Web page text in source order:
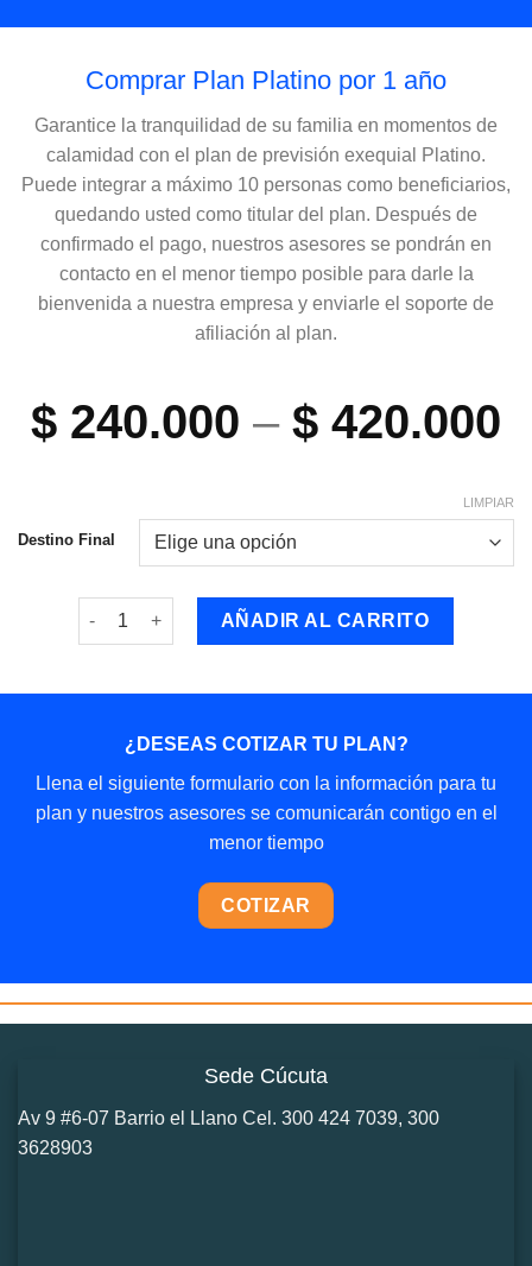
Comprar Plan Platino por 1 año
Garantice la tranquilidad de su familia en momentos de
calamidad con el plan de previsión exequial Platino.
Puede integrar a máximo 10 personas como beneficiarios,
quedando usted como titular del plan. Después de
confirmado el pago, nuestros asesores se pondrán en
contacto en el menor tiempo posible para darle la
bienvenida a nuestra empresa y enviarle el soporte de
afiliación al plan.
$ 240.000 – $ 420.000
Destino Final
LIMPIAR
Plan Platino cantidad
AÑADIR AL CARRITO
¿DESEAS COTIZAR TU PLAN?
Llena el siguiente formulario con la información para tu
plan y nuestros asesores se comunicarán contigo en el
menor tiempo
COTIZAR
Sede Cúcuta
Av 9 #6-07 Barrio el Llano Cel. 300 424 7039, 300
3628903